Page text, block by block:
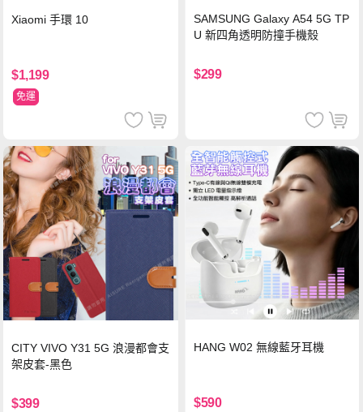
Xiaomi 手環 10
$1,199
免運
SAMSUNG Galaxy A54 5G TP
U 新四角透明防撞手機殼
$299
CITY VIVO Y31 5G 浪漫都會支
架皮套-黑色
$399
HANG W02 無線藍牙耳機
$590